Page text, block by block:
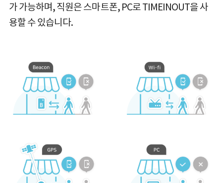
가 가능하며, 직원은 스마트폰, PC로 TIMEINOUT을 사
용할 수 있습니다.